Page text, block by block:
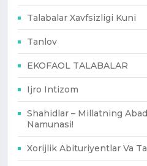
Talabalar Xavfsizligi Kuni
Tanlov
EKOFAOL TALABALAR
Ijro Intizom
Shahidlar – Millatning
Namunasi!
Xorijlik Abituriyentlar Va